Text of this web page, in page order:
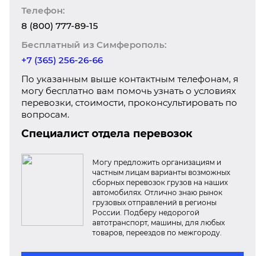
Телефон:
8 (800) 777-89-15
Бесплатный из Симферополь:
+7 (365) 256-26-66
По указанным выше контактным телефонам, я
могу бесплатно вам помочь узнать о условиях
перевозки, стоимости, проконсультировать по
вопросам.
Специалист отдела перевозок
Могу предложить организациям и
частным лицам варианты возможных
сборных перевозок грузов на наших
автомобилях. Отлично знаю рынок
грузовых отправлений в регионы
России. Подберу недорогой
автотранспорт, машины, для любых
товаров, переездов по межгороду.